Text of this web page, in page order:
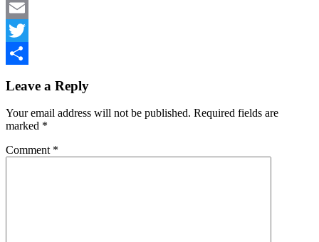
LinkedIn
Email
Twitter
Leave a Reply
Your email address will not be published. Required fields are
marked *
Comment *